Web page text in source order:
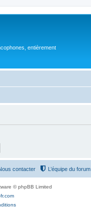
entièrement
L’équipe du forum
contacter
© phpBB Limited